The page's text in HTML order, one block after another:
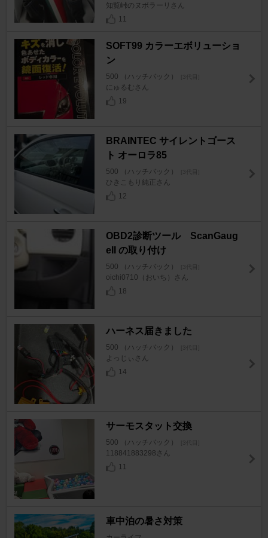
知覧峠のヌボラーリさん
11
SOFT99 カラーエボリューショ
ン
500 （ハッチバック） [3代目]
にゅるむさん
19
BRAINTEC サイレントゴース
ト オーロラ85
500 （ハッチバック） [3代目]
ひきこもり純正さん
12
OBD2診断ツール ScanGaug
eII の取り付け
500 （ハッチバック） [3代目]
oichi0710（おいち）さん
18
ハーネス届きました
500 （ハッチバック） [3代目]
よっじぃさん
14
サーモスタット交換
500 （ハッチバック） [3代目]
118841883298さん
11
車中泊の暑さ対策